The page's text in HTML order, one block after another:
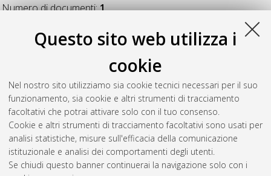
Questo sito web utilizza i
cookie
Nel nostro sito utilizziamo sia cookie tecnici necessari per il suo
funzionamento, sia cookie e altri strumenti di tracciamento
facoltativi che potrai attivare solo con il tuo consenso.
Cookie e altri strumenti di tracciamento facoltativi sono usati per
analisi statistiche, misure sull'efficacia della comunicazione
istituzionale e analisi dei comportamenti degli utenti.
Se chiudi questo banner continuerai la navigazione solo con i
Numero di documenti:1.
di residenze collettive e ashram.[Laurea specialistica a ciclo
unico], Università di Bologna, Corso di Studio inArchitettura
[TU-DM509] - Cesena, Documento ad accesso riservato.
Questa lista e' stata generata ilSat Aug 8 18:11:19 2026
CEST